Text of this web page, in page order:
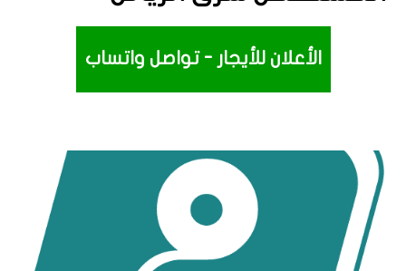
الأعلان للأيجار - تواصل واتساب